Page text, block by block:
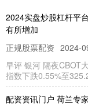
2024实盘炒股杠杆平
有所增加
正规股票配资 2024-
早评 银河 隔夜CBOT
指数下跌0.55%至
配资资讯门户 荷兰专